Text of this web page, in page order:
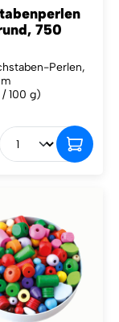
750
Perlen,
100 g)